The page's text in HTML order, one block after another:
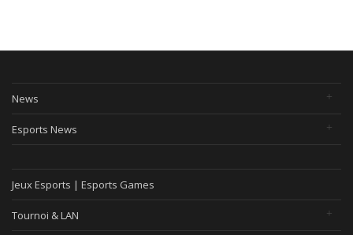
News
Esports News
Jeux Esports | Esports Games
Tournoi & LAN